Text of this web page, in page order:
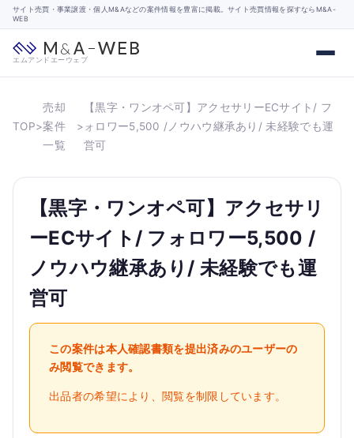
サイト売買・事業譲渡・個人M&Aなどの案件情報を豊富に掲載。サイト売買情報を探すならM&A-
WEB
エムアンドエーウェブ
TOP>
売却
案件
一覧
>
【黒字・ワンオペ可】アクセサリーECサイト/ フ
ォロワー5,500 /ノウハウ継承あり/ 未経験でも運
営可
【黒字・ワンオペ可】アクセサリ
ーECサイト/ フォロワー5,500 /
ノウハウ継承あり/ 未経験でも運
営可
この案件は本人確認書類を提出済みのユーザーの
み閲覧できます。
出品者の希望により、閲覧を制限しています。